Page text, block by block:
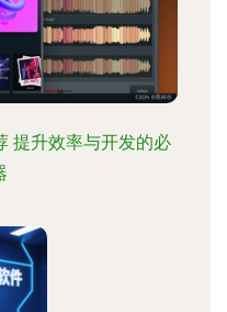
提升效率与开发的必